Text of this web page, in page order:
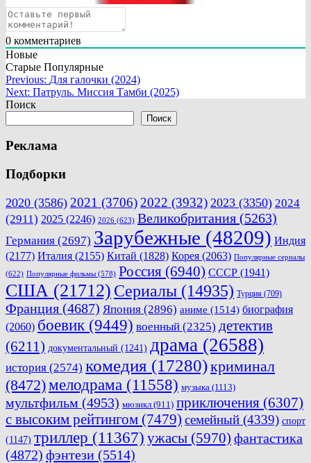
0 комментариев
Новые
Старые Популярные
Навигация
по
Previous: Для галочки (2024)
Next: Патруль. Миссия Тамби (2025)
Поиск
Поиск
Реклама
Подборки
2020 (3586) 2021 (3706) 2022 (3932) 2023 (3350) 2024
(2911) 2025 (2246) 2026 (623) Великобритания (5263)
Германия (2697) Зарубежные (48209) Индия
(2177) Италия (2155) Китай (1828) Корея (2063) Популярные сериалы
(622) Популярные фильмы (578) Россия (6940) СССР (1941)
США (21712) Сериалы (14935) Турция (709)
Франция (4687) Япония (2896) аниме (1514) биография
(2060) боевик (9449) военный (2325) детектив
(6211) документальный (1241) драма (26588)
история (2574) комедия (17280)криминал
(8472)мелодрама (11558) музыка (1113)
мультфильм (4953) мюзикл (911) приключения (6307)
с высоким рейтингом (7479) семейный (4339) спорт
(1147) триллер (11367) ужасы (5970) фантастика
(4872) фэнтези (5514)